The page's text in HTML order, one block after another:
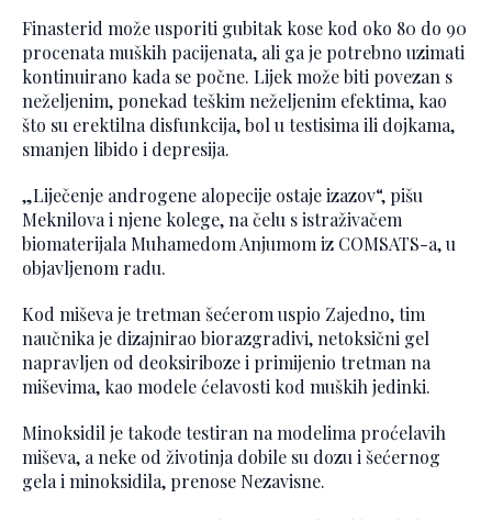
Finasterid može usporiti gubitak kose kod oko 80 do 90
procenata muških pacijenata, ali ga je potrebno uzimati
kontinuirano kada se počne. Lijek može biti povezan s
neželjenim, ponekad teškim neželjenim efektima, kao
što su erektilna disfunkcija, bol u testisima ili dojkama,
smanjen libido i depresija.
„Liječenje androgene alopecije ostaje izazov“, pišu
Meknilova i njene kolege, na čelu s istraživačem
biomaterijala Muhamedom Anjumom iz COMSATS-a, u
objavljenom radu.
Kod miševa je tretman šećerom uspio Zajedno, tim
naučnika je dizajnirao biorazgradivi, netoksični gel
napravljen od deoksiriboze i primijenio tretman na
miševima, kao modele ćelavosti kod muških jedinki.
Minoksidil je takođe testiran na modelima proćelavih
miševa, a neke od životinja dobile su dozu i šećernog
gela i minoksidila, prenose Nezavisne.